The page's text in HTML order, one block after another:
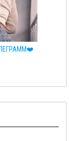
♂️RELAX♀️